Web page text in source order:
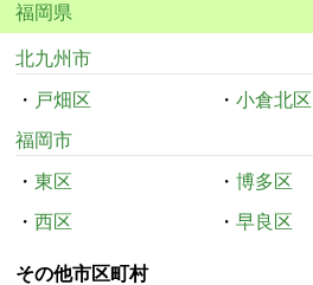
福岡県
北九州市
・ 戸畑区 ・ 小倉北区
福岡市
・ 東区 ・ 博多区
・ 西区 ・ 早良区
その他市区町村